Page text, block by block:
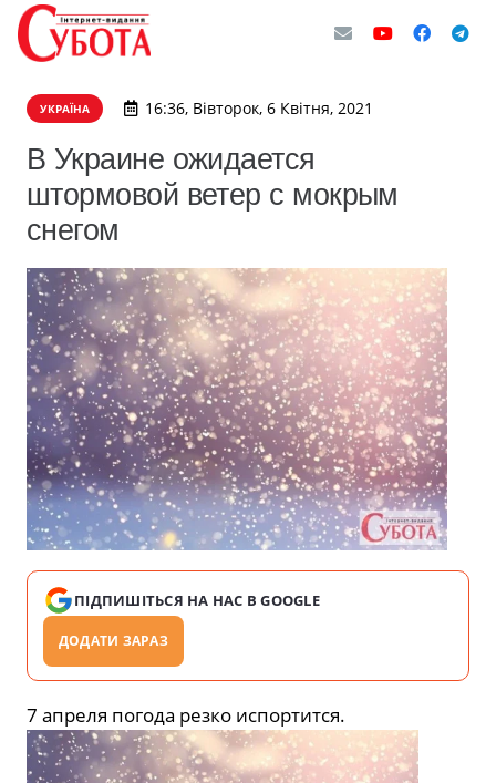
УКРАЇНА 16:36, Вівторок, 6 Квітня, 2021
В Украине ожидается
штормовой ветер с мокрым
снегом
ПІДПИШІТЬСЯ НА НАС В GOOGLE
ДОДАТИ ЗАРАЗ
7 апреля погода резко испортится.